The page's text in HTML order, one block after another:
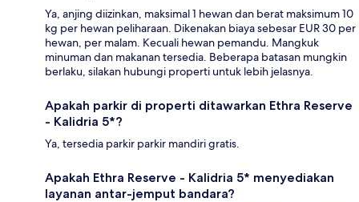
Ya, anjing diizinkan, maksimal 1 hewan dan berat maksimum 10
kg per hewan peliharaan. Dikenakan biaya sebesar EUR 30 per
hewan, per malam. Kecuali hewan pemandu. Mangkuk
minuman dan makanan tersedia. Beberapa batasan mungkin
berlaku, silakan hubungi properti untuk lebih jelasnya.
Apakah parkir di properti ditawarkan Ethra Reserve
- Kalidria 5*?
Ya, tersedia parkir parkir mandiri gratis.
Apakah Ethra Reserve - Kalidria 5* menyediakan
layanan antar-jemput bandara?